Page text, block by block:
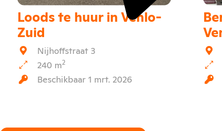
Loods te huur in Venlo-
Zuid
Nijhoffstraat 3
240 m2
Beschikbaar 1 mrt. 2026